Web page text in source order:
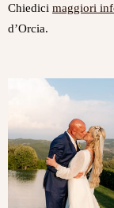
Chiedici maggiori
d’Orcia.